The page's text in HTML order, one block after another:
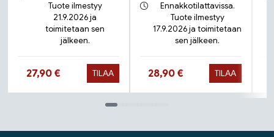
Tuote ilmestyy
21.9.2026 ja
toimitetaan sen
jälkeen.
Hinta nyt
27,90 € TILAA
Ennakkotilattavissa.
Tuote ilmestyy
17.9.2026 ja toimitetaan
sen jälkeen.
Hinta nyt
28,90 € TILAA